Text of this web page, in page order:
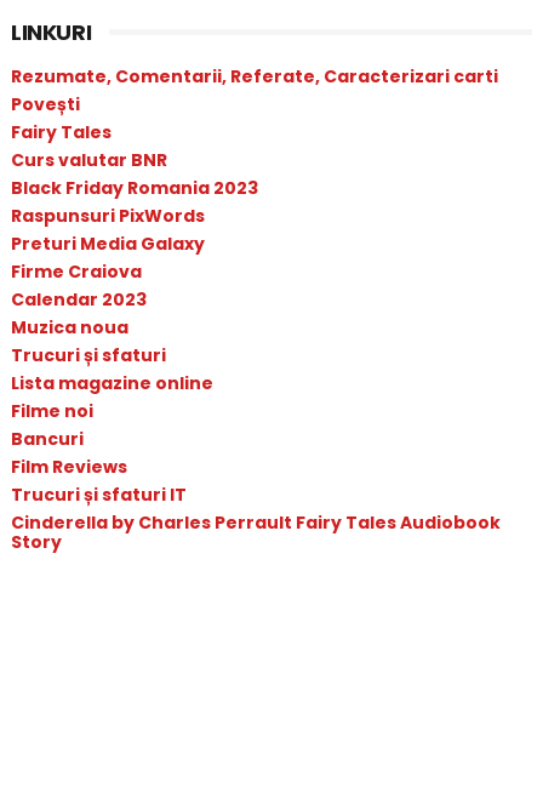
LINKURI
Rezumate, Comentarii, Referate, Caracterizari carti
Povești
Fairy Tales
Curs valutar BNR
Black Friday Romania 2023
Raspunsuri PixWords
Preturi Media Galaxy
Firme Craiova
Calendar 2023
Muzica noua
Trucuri și sfaturi
Lista magazine online
Filme noi
Bancuri
Film Reviews
Trucuri și sfaturi IT
Cinderella by Charles Perrault Fairy Tales Audiobook
Story